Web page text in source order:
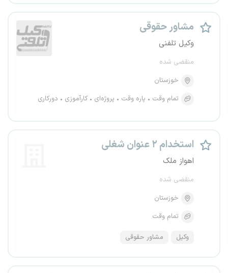
مشاور حقوقی
وکیل تلفنی
منقضی شده
خوزستان
تمام وقت
پاره وقت پروژه‌ای کارآموزی دورکاری
استخدام ۲ عنوان شغلی
اهواز ملک
منقضی شده
خوزستان
تمام وقت
وکیل مشاور حقوقی